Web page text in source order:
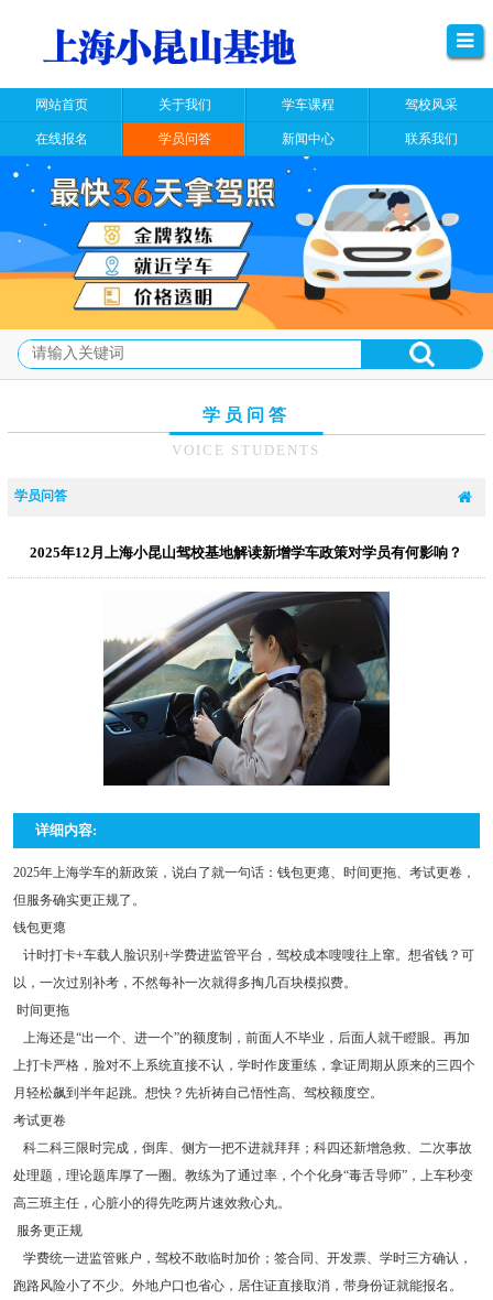
网站首页 关于我们 学车课程 驾校风采
在线报名 学员问答 新闻中心 联系我们
学员问答
VOICE STUDENTS
学员问答
2025年12月上海小昆山驾校基地解读新增学车政策对学员有何影响？
详细内容:
2025年上海学车的新政策，说白了就一句话：钱包更瘪、时间更拖、考试更卷，
但服务确实更正规了。
钱包更瘪
计时打卡+车载人脸识别+学费进监管平台，驾校成本嗖嗖往上窜。想省钱？可
以，一次过别补考，不然每补一次就得多掏几百块模拟费。
时间更拖
上海还是“出一个、进一个”的额度制，前面人不毕业，后面人就干瞪眼。再加
上打卡严格，脸对不上系统直接不认，学时作废重练，拿证周期从原来的三四个
月轻松飙到半年起跳。想快？先祈祷自己悟性高、驾校额度空。
考试更卷
科二科三限时完成，倒库、侧方一把不进就拜拜；科四还新增急救、二次事故
处理题，理论题库厚了一圈。教练为了通过率，个个化身“毒舌导师”，上车秒变
高三班主任，心脏小的得先吃两片速效救心丸。
服务更正规
学费统一进监管账户，驾校不敢临时加价；签合同、开发票、学时三方确认，
跑路风险小了不少。外地户口也省心，居住证直接取消，带身份证就能报名。